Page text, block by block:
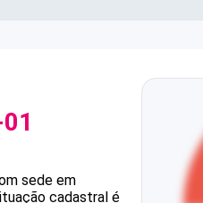
sede em
cadastral é